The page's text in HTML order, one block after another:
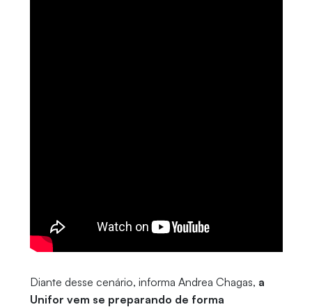
Diante desse cenário, informa Andrea Chagas, a
Unifor vem se preparando de forma